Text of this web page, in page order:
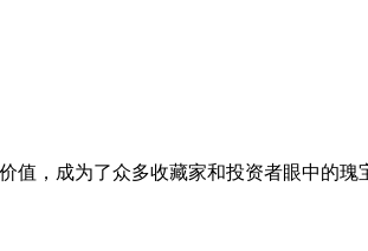
，成为了众多收藏家和投资者眼中的